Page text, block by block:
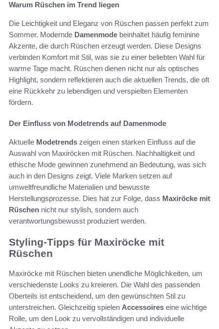
Warum Rüschen im Trend liegen
Die Leichtigkeit und Eleganz von Rüschen passen perfekt zum
Sommer. Modernde Damenmode beinhaltet häufig feminine
Akzente, die durch Rüschen erzeugt werden. Diese Designs
verbinden Komfort mit Stil, was sie zu einer beliebten Wahl für
warme Tage macht. Rüschen dienen nicht nur als optisches
Highlight, sondern reflektieren auch die aktuellen Trends, die oft
eine Rückkehr zu lebendigen und verspielten Elementen
fördern.
Der Einfluss von Modetrends auf Damenmode
Aktuelle Modetrends zeigen einen starken Einfluss auf die
Auswahl von Maxiröcken mit Rüschen. Nachhaltigkeit und
ethische Mode gewinnen zunehmend an Bedeutung, was sich
auch in den Designs zeigt. Viele Marken setzen auf
umweltfreundliche Materialien und bewusste
Herstellungsprozesse. Dies hat zur Folge, dass Maxiröcke mit
Rüschen nicht nur stylish, sondern auch
verantwortungsbewusst produziert werden.
Styling-Tipps für Maxiröcke mit
Rüschen
Maxiröcke mit Rüschen bieten unendliche Möglichkeiten, um
verschiedenste Looks zu kreieren. Die Wahl des passenden
Oberteils ist entscheidend, um den gewünschten Stil zu
unterstreichen. Gleichzeitig spielen Accessoires eine wichtige
Rolle, um den Look zu vervollständigen und individuelle